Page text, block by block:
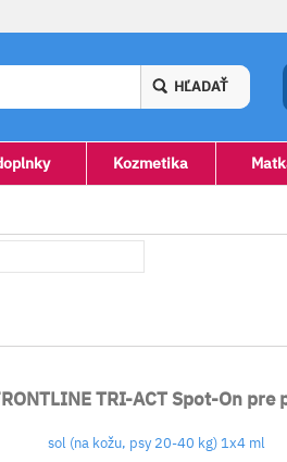
HĽADAŤ
Kozmetika
TRI-ACT Spot-On pre
sol (na kožu, psy 20-40 kg) 1x4 ml